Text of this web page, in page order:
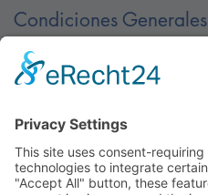
Condiciones Generales
Contacto
Contáctenos en